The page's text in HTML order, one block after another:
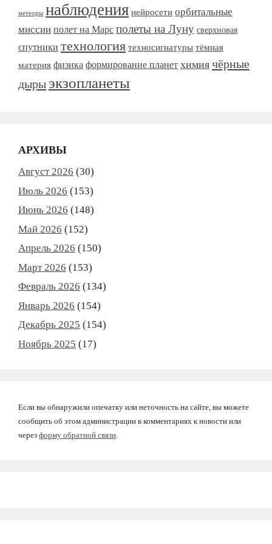
метеоры наблюдения нейросети орбитальные
миссии полет на Марс полеты на Луну сверхновая
спутники технология техносигнатуры тёмная
материя физика формирование планет химия чёрные
дыры экзопланеты
АРХИВЫ
Август 2026 (30)
Июль 2026 (153)
Июнь 2026 (148)
Май 2026 (152)
Апрель 2026 (150)
Март 2026 (153)
Февраль 2026 (134)
Январь 2026 (154)
Декабрь 2025 (154)
Ноябрь 2025 (17)
Если вы обнаружили опечатку или неточность на сайте, вы можете
сообщить об этом администрации в комментариях к новости или
через форму обратной связи